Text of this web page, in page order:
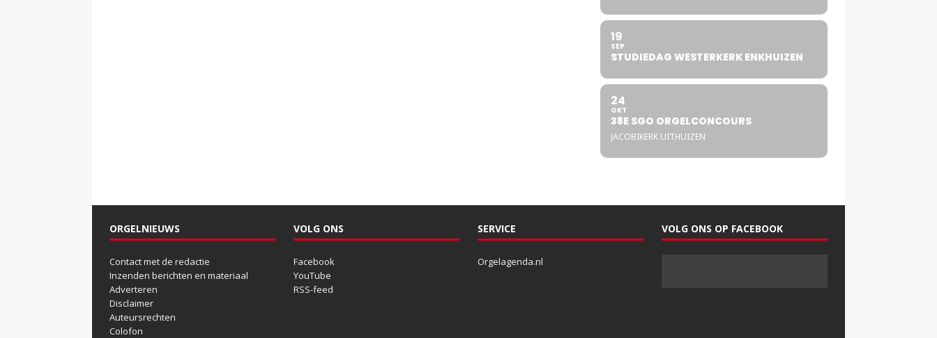
19
SEP
STUDIEDAG WESTERKERK ENKHUIZEN
24
OKT
38E SGO ORGELCONCOURS
JACOBIKERK UITHUIZEN
ORGELNIEUWS
Contact met de redactie
Inzenden berichten en materiaal
Adverteren
Disclaimer
Auteursrechten
Colofon
VOLG ONS
Facebook
YouTube
RSS-feed
SERVICE
Orgelagenda.nl
VOLG ONS OP FACEBOOK